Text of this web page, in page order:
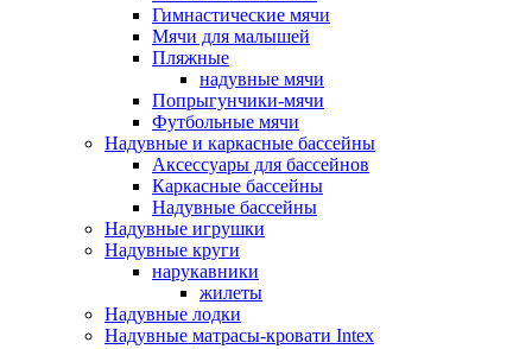
Гимнастические мячи
Мячи для малышей
Пляжные
надувные мячи
Попрыгунчики-мячи
Футбольные мячи
Надувные и каркасные бассейны
Аксессуары для бассейнов
Каркасные бассейны
Надувные бассейны
Надувные игрушки
Надувные круги
нарукавники
жилеты
Надувные лодки
Надувные матрасы-кровати Intex